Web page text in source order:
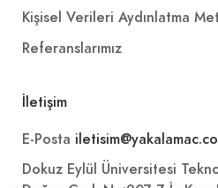
Kişisel Verileri Aydınlatma
Referanslarımız
İletişim
E-Posta
Dokuz Eylül Üniversitesi